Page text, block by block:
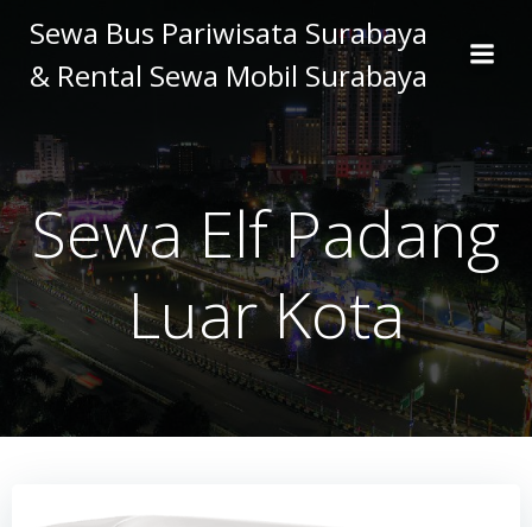
to
content
Sewa Bus Pariwisata Surabaya
& Rental Sewa Mobil Surabaya
Sewa Elf Padang
Luar Kota